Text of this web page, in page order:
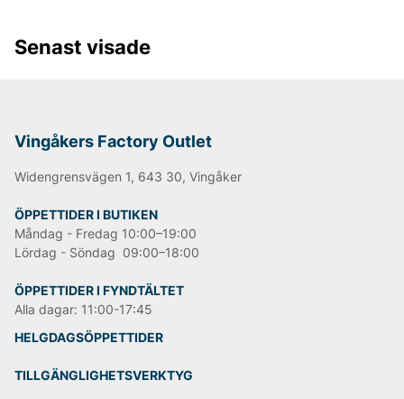
Senast visade
Vingåkers Factory Outlet
Widengrensvägen 1, 643 30, Vingåker
ÖPPETTIDER I BUTIKEN
Måndag - Fredag 10:00–19:00
Lördag - Söndag 09:00–18:00
ÖPPETTIDER I FYNDTÄLTET
Alla dagar: 11:00-17:45
HELGDAGSÖPPETTIDER
TILLGÄNGLIGHETSVERKTYG